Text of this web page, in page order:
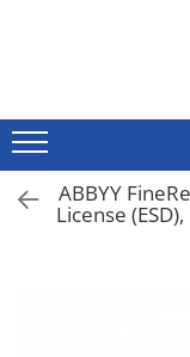
Laptop, Tablete &
Laptop / Notebook
Notebook
ABBYY
License